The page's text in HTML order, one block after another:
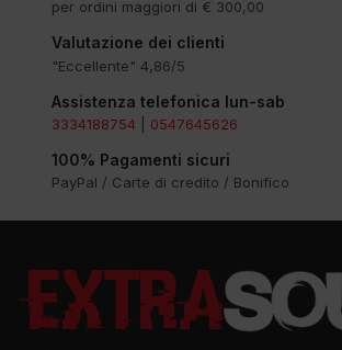
per ordini maggiori di € 300,00
Valutazione dei clienti
"Eccellente" 4,86/5
Assistenza telefonica lun-sab
3334188754 0547645626
100% Pagamenti sicuri
PayPal / Carte di credito / Bonifico